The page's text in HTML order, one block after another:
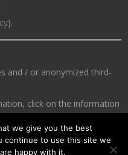
).
and / or anonymized third-
click on the information
we give you the best
continue to use this site we
happy with it.